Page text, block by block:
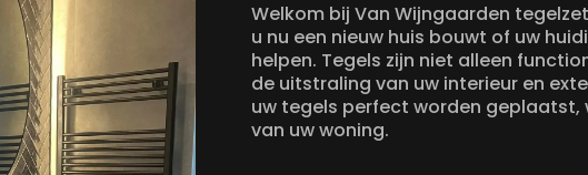
Welkom bij Van Wijngaarden
u nu een nieuw huis bouwt of uw
helpen. Tegels zijn niet alleen
de uitstraling van uw interieur en
uw tegels perfect worden
van uw woning.